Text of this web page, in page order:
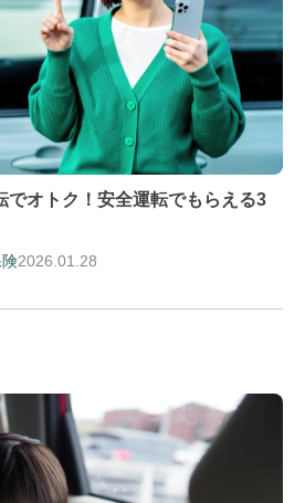
でオトク！安全運転でもらえる3
2026.01.28